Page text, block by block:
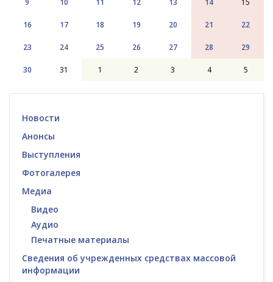
9 10 11 12 13 14 15
16 17 18 19 20 21 22
23 24 25 26 27 28 29
30 31 1 2 3 4 5
Новости
Анонсы
Выступления
Фотогалерея
Медиа
Видео
Аудио
Печатные материалы
Сведения об учрежденных средствах массовой
информации